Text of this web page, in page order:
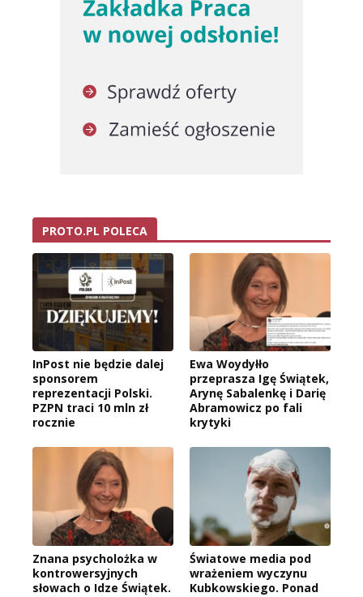
PROTO.PL POLECA
InPost nie będzie dalej
sponsorem
reprezentacji Polski.
PZPN traci 10 mln zł
rocznie
Ewa Woydyłło
przeprasza Igę Świątek,
Arynę Sabalenkę i Darię
Abramowicz po fali
krytyki
Znana psycholożka w
kontrowersyjnych
słowach o Idze Świątek.
Światowe media pod
wrażeniem wyczynu
Kubkowskiego. Ponad